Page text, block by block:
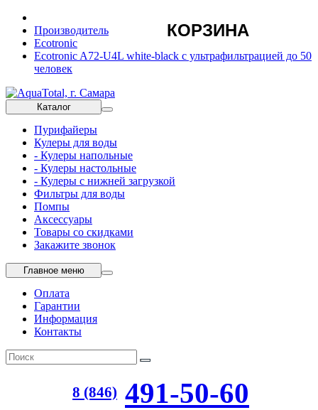
Производитель
Ecotronic
Ecotronic A72-U4L white-black с ультрафильтрацией до 50
человек
Каталог
Пурифайеры
Кулеры для воды
- Кулеры напольные
- Кулеры настольные
- Кулеры с нижней загрузкой
Фильтры для воды
Помпы
Аксессуары
Товары со скидками
Закажите звонок
Главное меню
Оплата
Гарантии
Информация
Контакты
8 (846) 491-50-60
КОРЗИНА